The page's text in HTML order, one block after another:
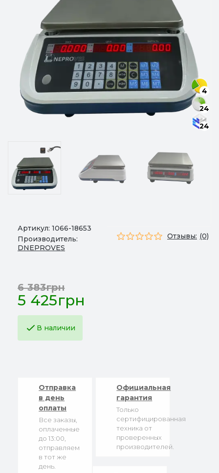
4
24
24
Артикул: 1066-18653
Производитель:
DNEPROVES
Отзывы: (0)
5 425грн
6 383грн
В наличии
Отправка
в день
оплаты
Все заказы,
оплаченные
до 13:00,
отправляем
в тот же
день.
Официальная
гарантия
Только
сертифицированная
техника от
проверенных
производителей.